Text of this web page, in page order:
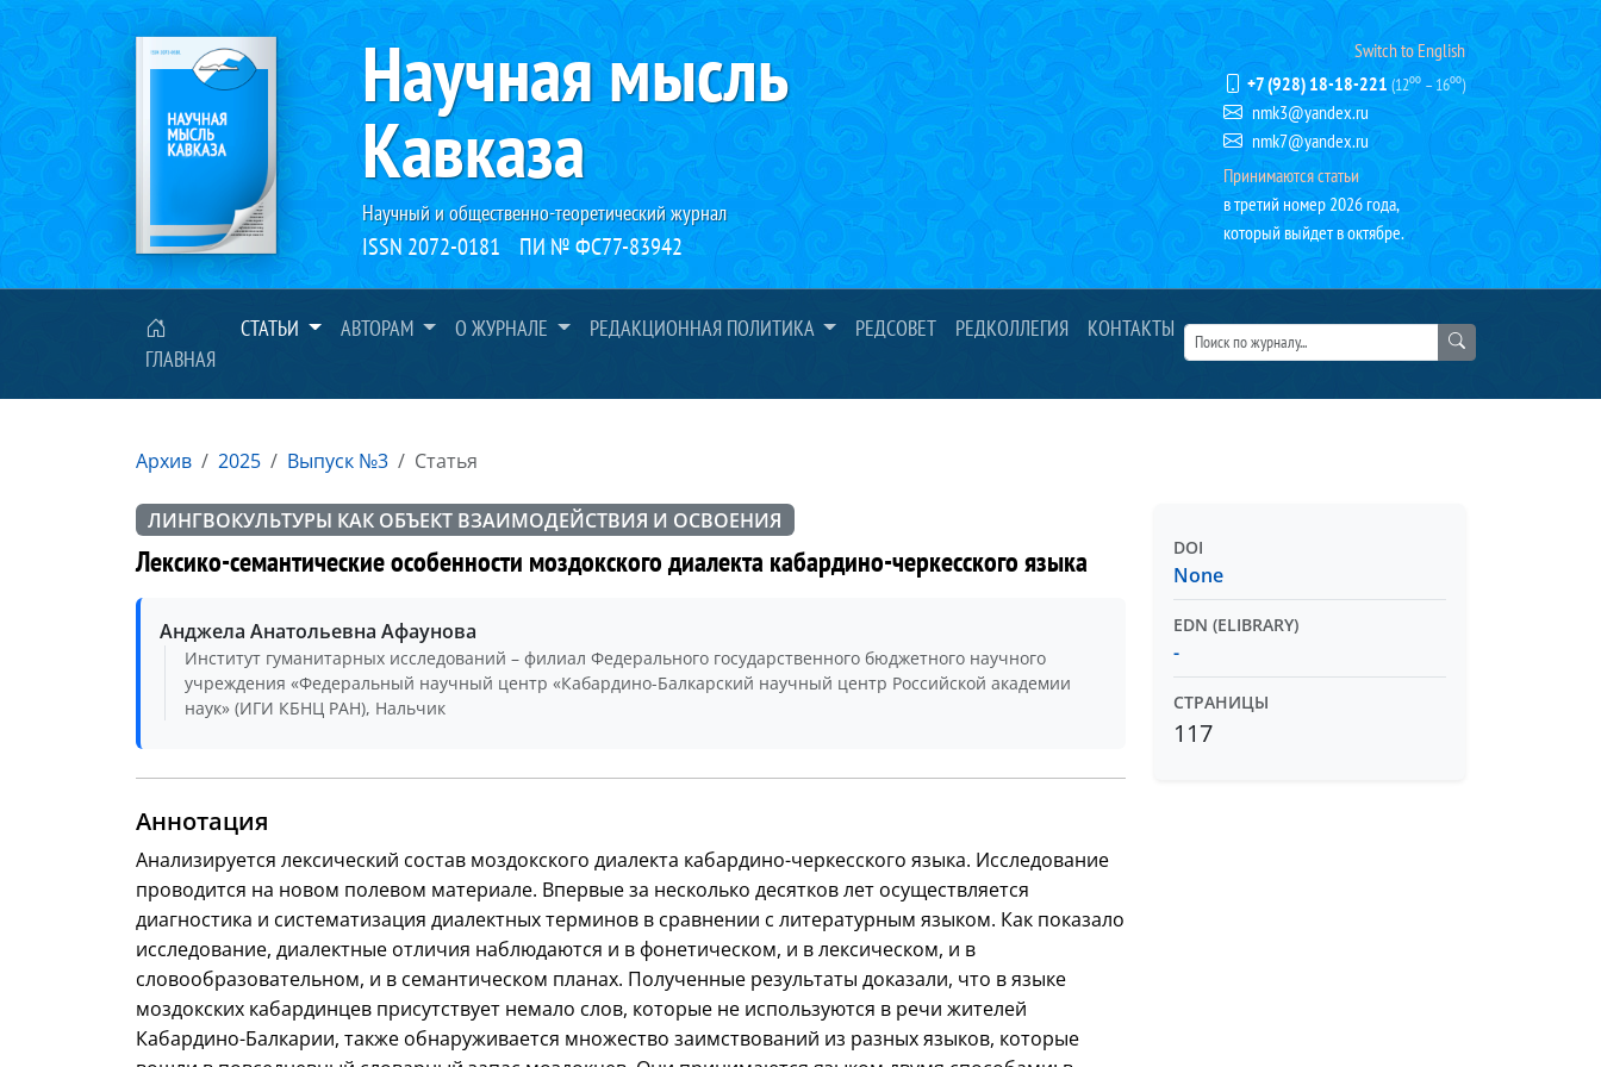
Научная мысль
Кавказа
Научный и общественно-теоретический журнал
ISSN 2072-0181 ПИ № ФС77-83942
Switch to English
+7 (928) 18-18-221 (12⁰⁰ – 16⁰⁰)
nmk3@yandex.ru
nmk7@yandex.ru
Принимаются статьи
в третий номер 2026 года,
который выйдет в октябре.
ГЛАВНАЯ
СТАТЬИ АВТОРАМ О ЖУРНАЛЕ РЕДАКЦИОННАЯ ПОЛИТИКА РЕДСОВЕТ РЕДКОЛЛЕГИЯ КОНТАКТЫ
Архив 2025 Выпуск №3 Статья
ЛИНГВОКУЛЬТУРЫ КАК ОБЪЕКТ ВЗАИМОДЕЙСТВИЯ И ОСВОЕНИЯ
Лексико-семантические особенности моздокского диалекта кабардино-черкесского языка
Анджела Анатольевна Афаунова
Институт гуманитарных исследований – филиал Федерального государственного бюджетного научного
учреждения «Федеральный научный центр «Кабардино-Балкарский научный центр Российской академии
наук» (ИГИ КБНЦ РАН), Нальчик
Аннотация
Анализируется лексический состав моздокского диалекта кабардино-черкесского языка. Исследование
проводится на новом полевом материале. Впервые за несколько десятков лет осуществляется
диагностика и систематизация диалектных терминов в сравнении с литературным языком. Как показало
исследование, диалектные отличия наблюдаются и в фонетическом, и в лексическом, и в
словообразовательном, и в семантическом планах. Полученные результаты доказали, что в языке
моздокских кабардинцев присутствует немало слов, которые не используются в речи жителей
Кабардино-Балкарии, также обнаруживается множество заимствований из разных языков, которые
DOI
None
EDN (ELIBRARY)
-
СТРАНИЦЫ
117